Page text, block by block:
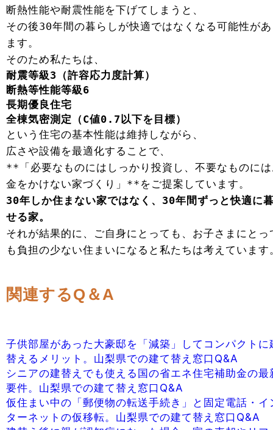
断熱性能や耐震性能を下げてしまうと、
その後30年間の暮らしが快適ではなくなる可能性が
ます。
そのため私たちは、
耐震等級3（許容応力度計算）
断熱等性能等級6
長期優良住宅
全棟気密測定（C値0.7以下を目標）
という住宅の基本性能は維持しながら、
広さや設備を最適化することで、
**「必要なものにはしっかり投資し、不要なものに
金をかけない家づくり」**をご提案しています。
30年しか住まない家ではなく、30年間ずっと快適に
せる家。
それが結果的に、ご自身にとっても、お子さまにとっ
も負担の少ない住まいになると私たちは考えています
関連するQ＆A
子供部屋があった大豪邸を「減築」してコンパクトに
替えるメリット。山梨県での建て替え窓口Q&A
シニアの建替えでも使える国の省エネ住宅補助金の最
要件。山梨県での建て替え窓口Q&A
仮住まい中の「郵便物の転送手続き」と固定電話・イ
ターネットの仮移転。山梨県での建て替え窓口Q&A